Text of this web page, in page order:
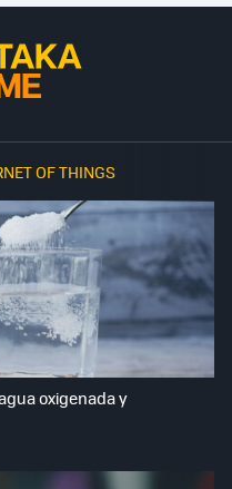
OF THINGS
oxigenada y